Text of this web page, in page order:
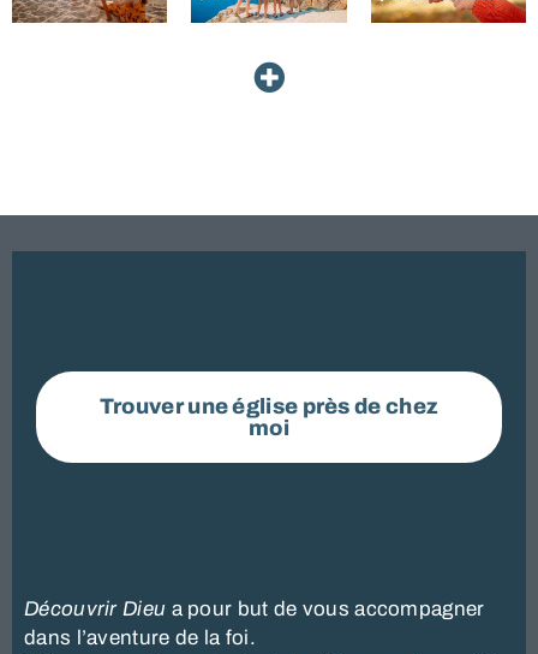
Trouver une église près de chez
moi
DécouvrirDieu a pour but de vous accompagner
dans l’aventure de la foi.